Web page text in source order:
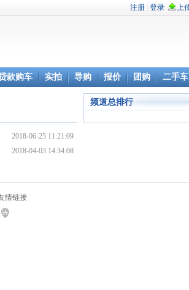
款购车 实拍 导购 报价 团购 二手车
2018-06-25 11:21:09
2018-04-03 14:34:08
频道总排行
情链接